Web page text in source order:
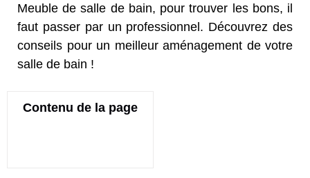
Meuble de salle de bain, pour trouver les bons, il
faut passer par un professionnel. Découvrez des
conseils pour un meilleur aménagement de votre
salle de bain !
Contenu de la page